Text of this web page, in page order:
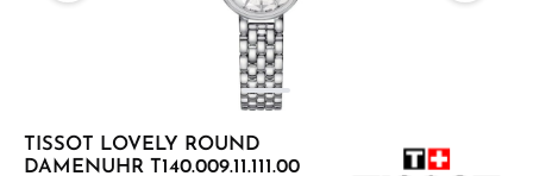
TISSOT LOVELY ROUND
DAMENUHR T140.009.11.111.00